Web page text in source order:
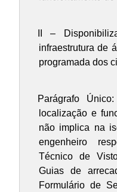
II –
infraestrutura de
programada dos
Parágrafo
localização e
não implica na
engenheiro
Técnico de
Guias de
Formulário de